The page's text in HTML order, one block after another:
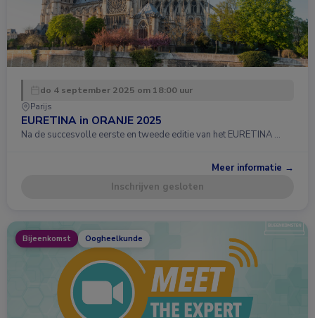
do 4 september 2025 om 18:00 uur
Parijs
EURETINA in ORANJE 2025
Na de succesvolle eerste en tweede editie van het EURETINA …
Meer informatie →
Inschrijven gesloten
Bijeenkomst Oogheelkunde